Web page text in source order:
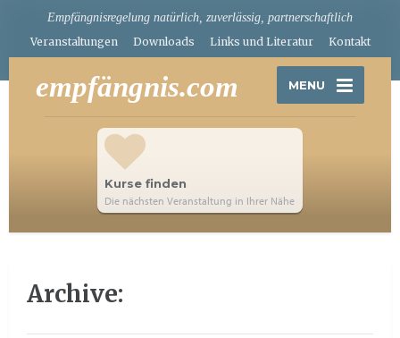
Empfängnisregelung natürlich, zuverlässig, partnerschaftlich
Veranstaltungen
Downloads Links und Literatur Kontakt
empfängnis.com MENU
Kurse finden
Die nächsten Veranstaltung in Ihrer Nähe
Archive: